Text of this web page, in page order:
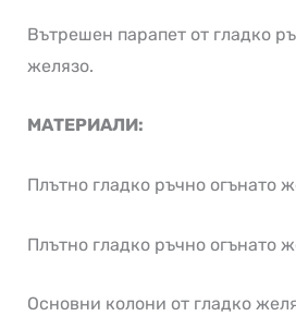
Вътрешен парапет от гладко
желязо.
МАТЕРИАЛИ:
Плътно гладко ръчно огънато
Плътно гладко ръчно огънато
Основни колони от гладко